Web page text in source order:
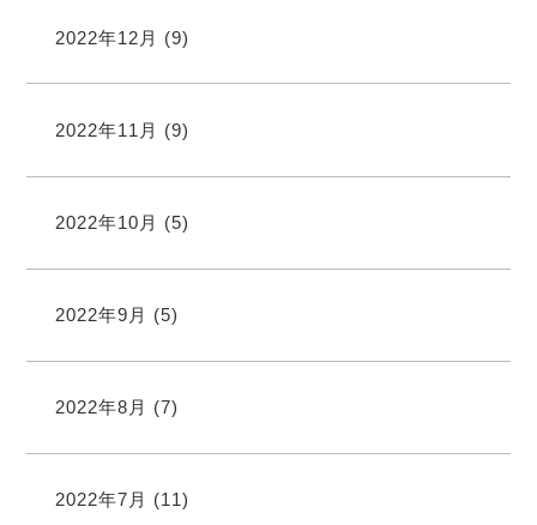
2022年12月 (9)
2022年11月 (9)
2022年10月 (5)
2022年9月 (5)
2022年8月 (7)
2022年7月 (11)